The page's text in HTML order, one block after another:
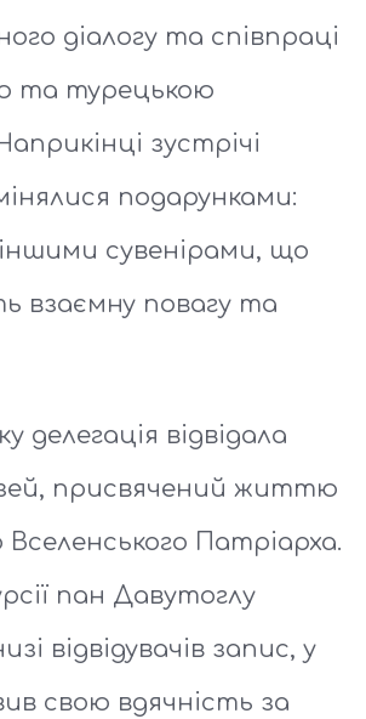
діалогу та співпраці
та турецькою
зустрічі
подарунками:
сувенірами, що
взаємну повагу та
делегація відвідала
присвячений життю
Патріарха.
пан Давутоглу
відвідувачів запис, у
свою вдячність за